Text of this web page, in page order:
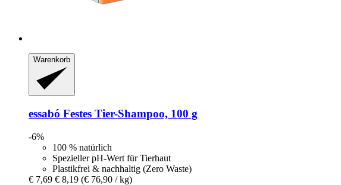
Warenkorb
essabó Festes Tier-​Shampoo, 100 g
-6%
100 % natürlich
Spezieller pH-Wert für Tierhaut
Plastikfrei & nachhaltig (Zero Waste)
€ 7,69 € 8,19 (€ 76,90 / kg)